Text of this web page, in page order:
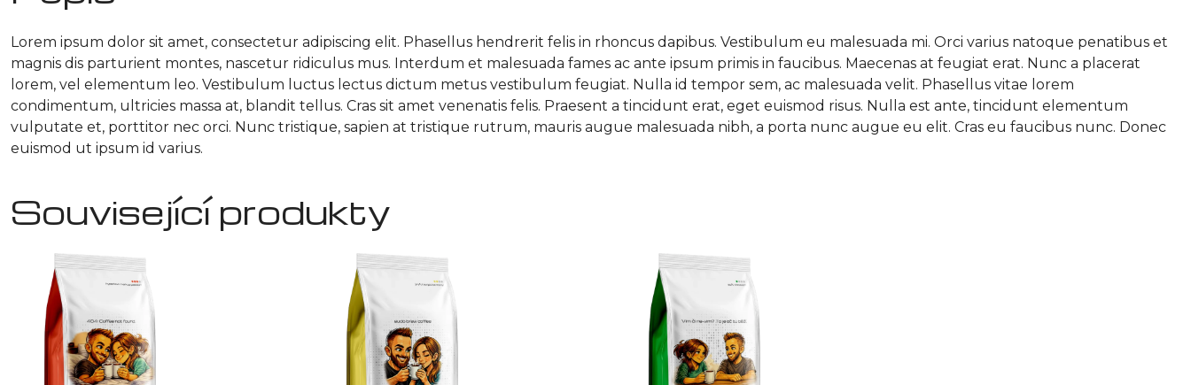
Lorem ipsum dolor sit amet, consectetur adipiscing elit. Phasellus hendrerit felis in rhoncus dapibus. Vestibulum eu malesuada mi. Orci varius natoque penatibus et
magnis dis parturient montes, nascetur ridiculus mus. Interdum et malesuada fames ac ante ipsum primis in faucibus. Maecenas at feugiat erat. Nunc a placerat
lorem, vel elementum leo. Vestibulum luctus lectus dictum metus vestibulum feugiat. Nulla id tempor sem, ac malesuada velit. Phasellus vitae lorem
condimentum, ultricies massa at, blandit tellus. Cras sit amet venenatis felis. Praesent a tincidunt erat, eget euismod risus. Nulla est ante, tincidunt elementum
vulputate et, porttitor nec orci. Nunc tristique, sapien at tristique rutrum, mauris augue malesuada nibh, a porta nunc augue eu elit. Cras eu faucibus nunc. Donec
euismod ut ipsum id varius.
Související produkty